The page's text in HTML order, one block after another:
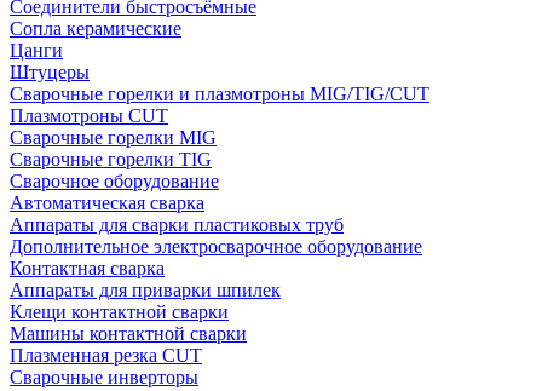
Соединители быстросъёмные
Сопла керамические
Цанги
Штуцеры
Сварочные горелки и плазмотроны MIG/TIG/CUT
Плазмотроны CUT
Сварочные горелки MIG
Сварочные горелки TIG
Сварочное оборудование
Автоматическая сварка
Аппараты для сварки пластиковых труб
Дополнительное электросварочное оборудование
Контактная сварка
Аппараты для приварки шпилек
Клещи контактной сварки
Машины контактной сварки
Плазменная резка CUT
Сварочные инверторы